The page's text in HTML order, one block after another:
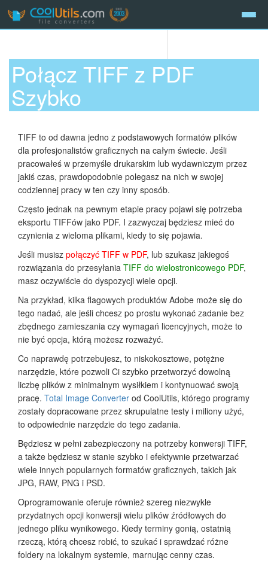
Połącz TIFF z PDF
Szybko
TIFF to od dawna jedno z podstawowych formatów plików
dla profesjonalistów graficznych na całym świecie. Jeśli
pracowałeś w przemyśle drukarskim lub wydawniczym przez
jakiś czas, prawdopodobnie polegasz na nich w swojej
codziennej pracy w ten czy inny sposób.
Często jednak na pewnym etapie pracy pojawi się potrzeba
eksportu TIFFów jako PDF. I zazwyczaj będziesz mieć do
czynienia z wieloma plikami, kiedy to się pojawia.
Jeśli musisz połączyć TIFF w PDF, lub szukasz jakiegoś
rozwiązania do przesyłania TIFF do wielostronicowego PDF,
masz oczywiście do dyspozycji wiele opcji.
Na przykład, kilka flagowych produktów Adobe może się do
tego nadać, ale jeśli chcesz po prostu wykonać zadanie bez
zbędnego zamieszania czy wymagań licencyjnych, może to
nie być opcja, którą możesz rozważyć.
Co naprawdę potrzebujesz, to niskokosztowe, potężne
narzędzie, które pozwoli Ci szybko przetworzyć dowolną
liczbę plików z minimalnym wysiłkiem i kontynuować swoją
pracę. Total Image Converter od CoolUtils, którego programy
zostały dopracowane przez skrupulatne testy i miliony użyć,
to odpowiednie narzędzie do tego zadania.
Będziesz w pełni zabezpieczony na potrzeby konwersji TIFF,
a także będziesz w stanie szybko i efektywnie przetwarzać
wiele innych popularnych formatów graficznych, takich jak
JPG, RAW, PNG i PSD.
Oprogramowanie oferuje również szereg niezwykle
przydatnych opcji konwersji wielu plików źródłowych do
jednego pliku wynikowego. Kiedy terminy gonią, ostatnią
rzeczą, którą chcesz robić, to szukać i sprawdzać różne
foldery na lokalnym systemie, marnując cenny czas.